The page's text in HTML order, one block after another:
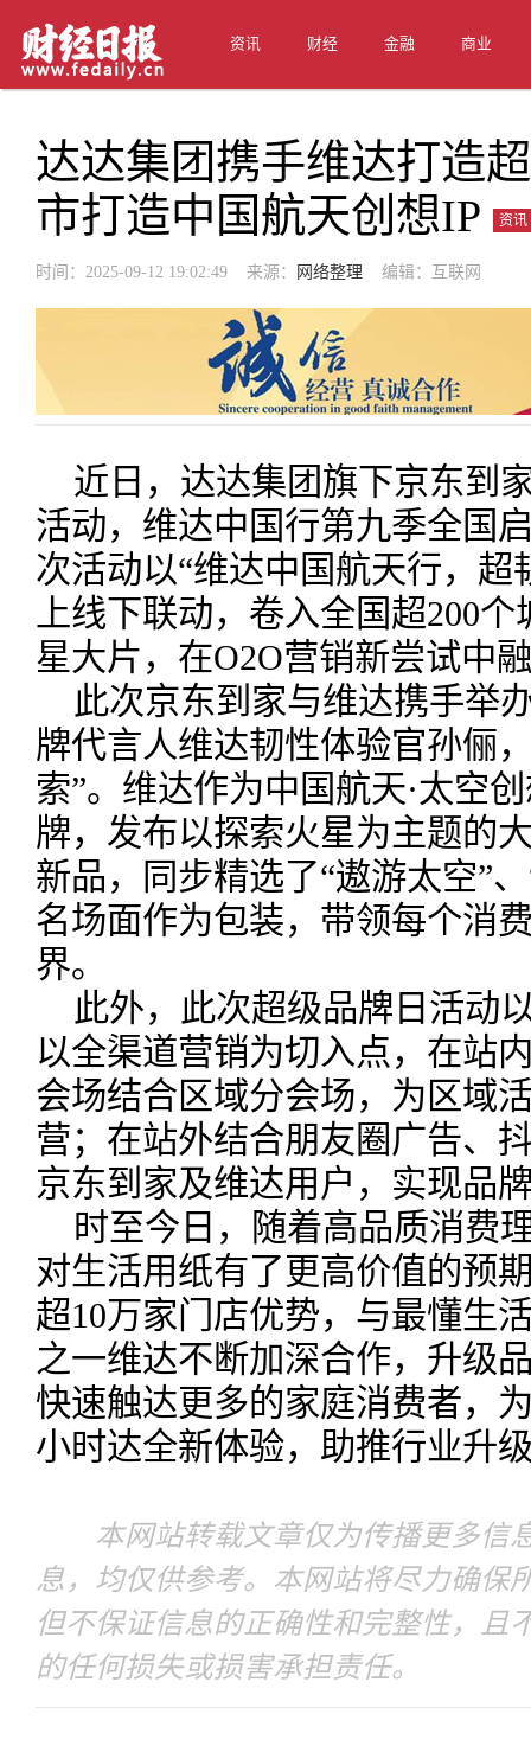
资讯 财经 金融 商业
达达集团携手维达打造
市打造中国航天创想IP
资讯
时间：2025-09-12 19:02:49 来源： 网络整理 编辑：互联网
近日，达达集团旗下京东到
活动，维达中国行第九季全国
次活动以“维达中国航天行，超
上线下联动，卷入全国超200
星大片，在O2O营销新尝试中
此次京东到家与维达携手举
牌代言人维达韧性体验官孙俪
索”。维达作为中国航天·太空
牌，发布以探索火星为主题的
新品，同步精选了“遨游太空”
名场面作为包装，带领每个消
界。
此外，此次超级品牌日活动
以全渠道营销为切入点，在站
会场结合区域分会场，为区域
营；在站外结合朋友圈广告、
京东到家及维达用户，实现品
时至今日，随着高品质消费
对生活用纸有了更高价值的预
超10万家门店优势，与最懂生
之一维达不断加深合作，升级
快速触达更多的家庭消费者，
小时达全新体验，助推行业升
本网站转载文章仅为传播更多信
息，均仅供参考。本网站将尽力确保
但不保证信息的正确性和完整性，且
的任何损失或损害承担责任。